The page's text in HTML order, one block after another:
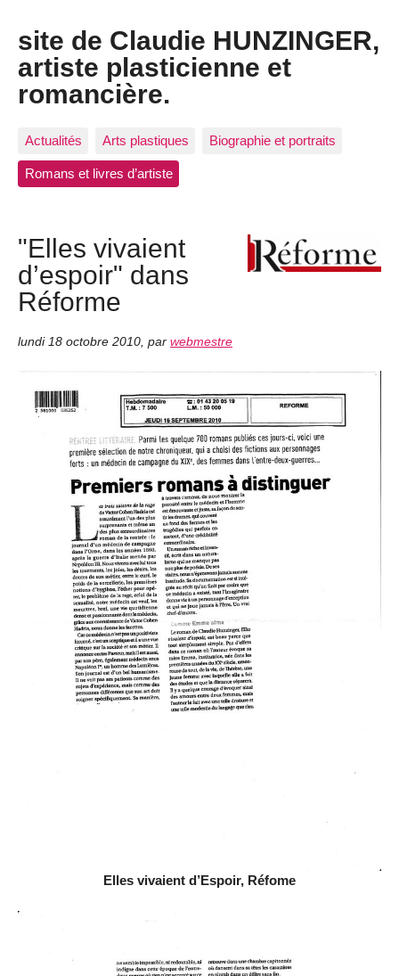
site de Claudie HUNZINGER,
artiste plasticienne et
romancière.
Actualités Arts plastiques Biographie et portraits
Romans et livres d’artiste
"Elles vivaient
d’espoir" dans
Réforme
lundi 18 octobre 2010 par webmestre
Elles vivaient d’Espoir, Réfome